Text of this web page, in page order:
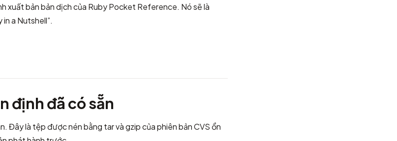
xuất bản bản dịch của Ruby Pocket Reference. Nó sẽ là
a Nutshell”.
định đã có sẵn
Đây là tệp được nén bằng tar và gzip của phiên bản CVS ổn